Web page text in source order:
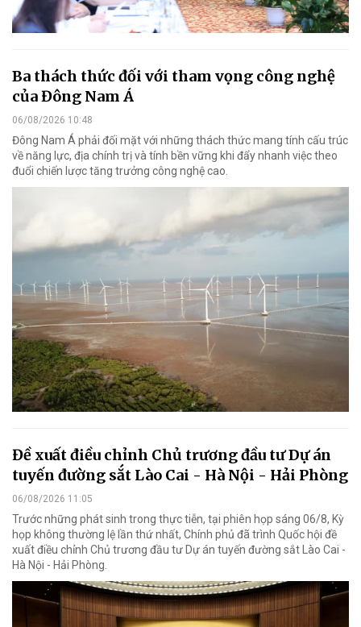
Ba thách thức đối với tham vọng công nghệ
của Đông Nam Á
06/08/2026 10:48
Đông Nam Á phải đối mặt với những thách thức mang tính cấu trúc
về năng lực, địa chính trị và tính bền vững khi đẩy nhanh việc theo
đuổi chiến lược tăng trưởng công nghệ cao.
Đề xuất điều chỉnh Chủ trương đầu tư Dự án
tuyến đường sắt Lào Cai - Hà Nội - Hải Phòng
06/08/2026 11:05
Trước những phát sinh trong thực tiễn, tại phiên họp sáng 06/8, Kỳ
họp không thường lệ lần thứ nhất, Chính phủ đã trình Quốc hội đề
xuất điều chỉnh Chủ trương đầu tư Dự án tuyến đường sắt Lào Cai -
Hà Nội - Hải Phòng.